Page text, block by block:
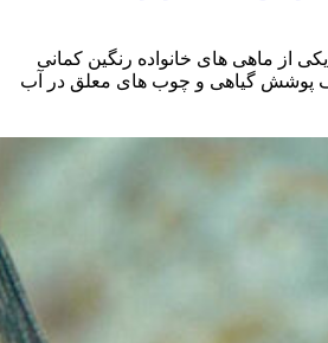
از ماهی های خانواده رنگین کمانی
پوشش گیاهی و چوب های معلق در آب